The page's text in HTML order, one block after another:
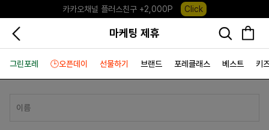
카카오채널 플러스친구 +2,000P
Click
포레포레 앱 다운로드 +3,000P
마케팅 제휴
그린포레 🕒오픈데이 선물하기 브랜드 포레클래스 베스트 키